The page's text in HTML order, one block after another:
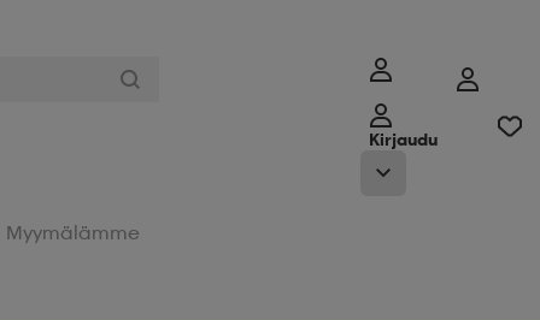
Kirjaudu
Myymälämme